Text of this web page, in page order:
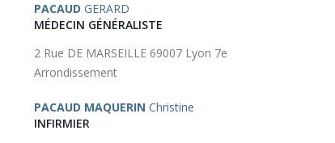
PACAUD GERARD
MÉDECIN GÉNÉRALISTE
2 Rue DE MARSEILLE 69007 Lyon 7e
Arrondissement
PACAUD MAQUERIN Christine
INFIRMIER